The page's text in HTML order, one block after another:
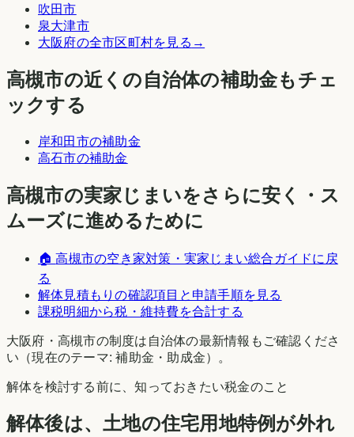
吹田市
泉大津市
大阪府の全市区町村を見る →
高槻市の近くの自治体の補助金もチェ
ックする
岸和田市の補助金
高石市の補助金
高槻市の実家じまいをさらに安く・ス
ムーズに進めるために
🏠高槻市の空き家対策・実家じまい総合ガイドに戻
る
解体見積もりの確認項目と申請手順を見る
課税明細から税・維持費を合計する
大阪府 ・ 高槻市の制度は自治体の最新情報もご確認くださ
い（現在のテーマ:補助金・助成金）。
解体を検討する前に、知っておきたい税金のこと
解体後は、土地の住宅用地特例が外れ